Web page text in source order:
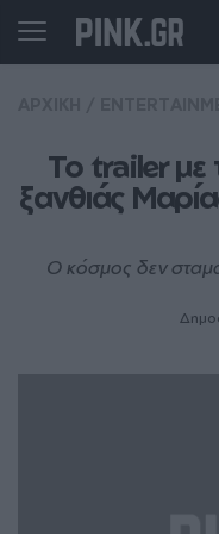
Το trailer με
ξανθιάς
Ο κόσμος δεν